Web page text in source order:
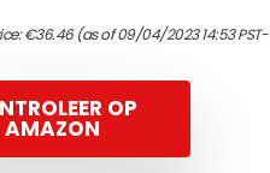
€36.46(as of 09/04/2023 14:53 PST-
OP
AMAZON